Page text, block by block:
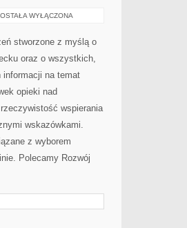
WYŁĄCZONA
stworzone z myślą o
oraz o wszystkich,
informacji na temat
opieki nad
wspierania
wskazówkami.
z wyborem
Polecamy Rozwój